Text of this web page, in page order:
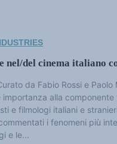
nel/del cinema italiano
da Fabio Rossi e Paolo
alla componente
e filmologi italiani e
i fenomeni più
e le...